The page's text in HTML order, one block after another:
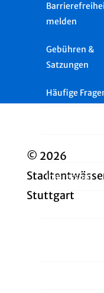
melden
Gebühren &
Satzungen
Häufige
Impressum
Datenschutz
© 2026
Stuttgart